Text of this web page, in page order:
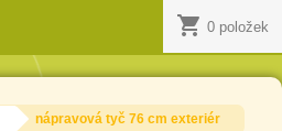
shopping_cart 0 položek
nápravová tyč 76 cm exteriér